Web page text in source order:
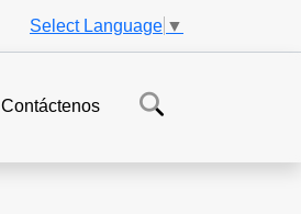
Select Language ▼
Contáctenos